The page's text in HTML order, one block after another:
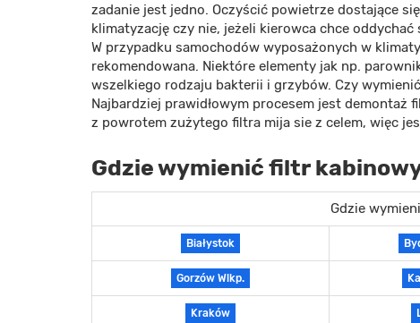
zadanie jest jedno. Oczyścić powietrze dostające
klimatyzację czy nie, jeżeli kierowca chce
W przypadku samochodów wyposażonych w
rekomendowana. Niektóre elementy jak np.
wszelkiego rodzaju bakterii i grzybów. Czy
Najbardziej prawidłowym procesem jest demontaż
z powrotem zużytego filtra mija sie z celem, więc
Gdzie wymienić filtr
Gdzie
Białystok
Gorzów Wlkp.
Kraków